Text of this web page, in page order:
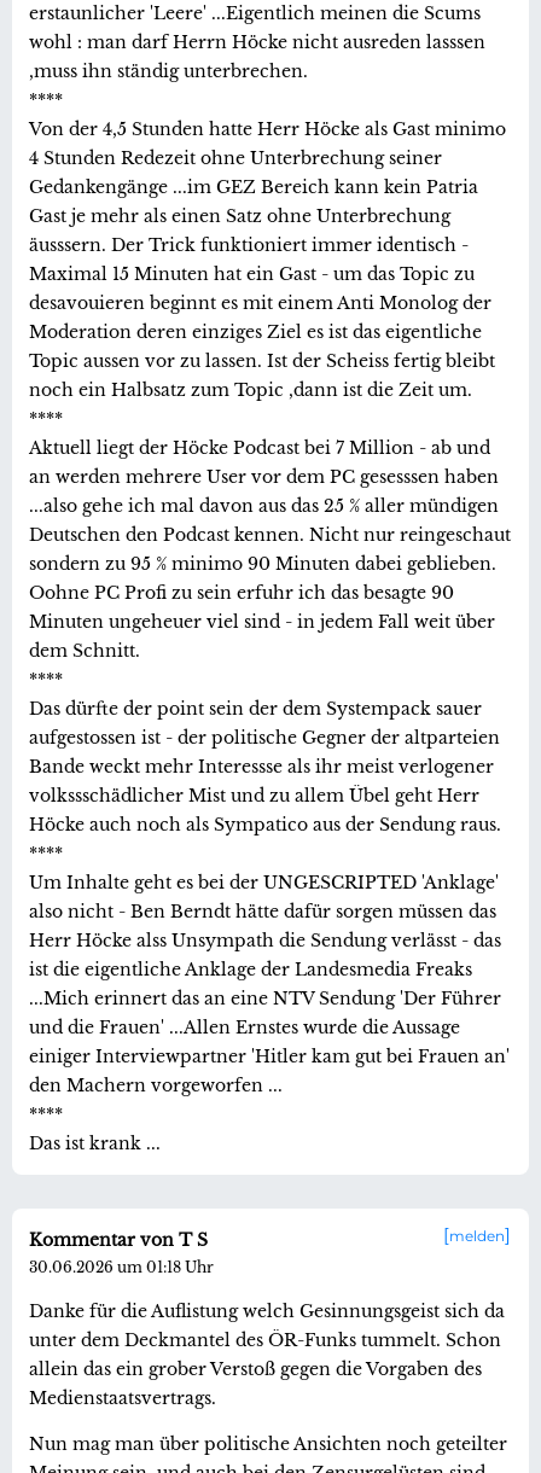
erstaunlicher 'Leere' ...Eigentlich meinen die Scums
wohl : man darf Herrn Höcke nicht ausreden lasssen
,muss ihn ständig unterbrechen.
****
Von der 4,5 Stunden hatte Herr Höcke als Gast minimo
4 Stunden Redezeit ohne Unterbrechung seiner
Gedankengänge ...im GEZ Bereich kann kein Patria
Gast je mehr als einen Satz ohne Unterbrechung
äusssern. Der Trick funktioniert immer identisch -
Maximal 15 Minuten hat ein Gast - um das Topic zu
desavouieren beginnt es mit einem Anti Monolog der
Moderation deren einziges Ziel es ist das eigentliche
Topic aussen vor zu lassen. Ist der Scheiss fertig bleibt
noch ein Halbsatz zum Topic ,dann ist die Zeit um.
****
Aktuell liegt der Höcke Podcast bei 7 Million - ab und
an werden mehrere User vor dem PC gesesssen haben
...also gehe ich mal davon aus das 25 % aller mündigen
Deutschen den Podcast kennen. Nicht nur reingeschaut
sondern zu 95 % minimo 90 Minuten dabei geblieben.
Oohne PC Profi zu sein erfuhr ich das besagte 90
Minuten ungeheuer viel sind - in jedem Fall weit über
dem Schnitt.
****
Das dürfte der point sein der dem Systempack sauer
aufgestossen ist - der politische Gegner der altparteien
Bande weckt mehr Interessse als ihr meist verlogener
volkssschädlicher Mist und zu allem Übel geht Herr
Höcke auch noch als Sympatico aus der Sendung raus.
****
Um Inhalte geht es bei der UNGESCRIPTED 'Anklage'
also nicht - Ben Berndt hätte dafür sorgen müssen das
Herr Höcke alss Unsympath die Sendung verlässt - das
ist die eigentliche Anklage der Landesmedia Freaks
...Mich erinnert das an eine NTV Sendung 'Der Führer
und die Frauen' ...Allen Ernstes wurde die Aussage
einiger Interviewpartner 'Hitler kam gut bei Frauen an'
den Machern vorgeworfen ...
****
Das ist krank ...
melden
Kommentar von T S
30.06.2026 um 01:18 Uhr
Danke für die Auflistung welch Gesinnungsgeist sich da
unter dem Deckmantel des ÖR-Funks tummelt. Schon
allein das ein grober Verstoß gegen die Vorgaben des
Medienstaatsvertrags.
Nun mag man über politische Ansichten noch geteilter